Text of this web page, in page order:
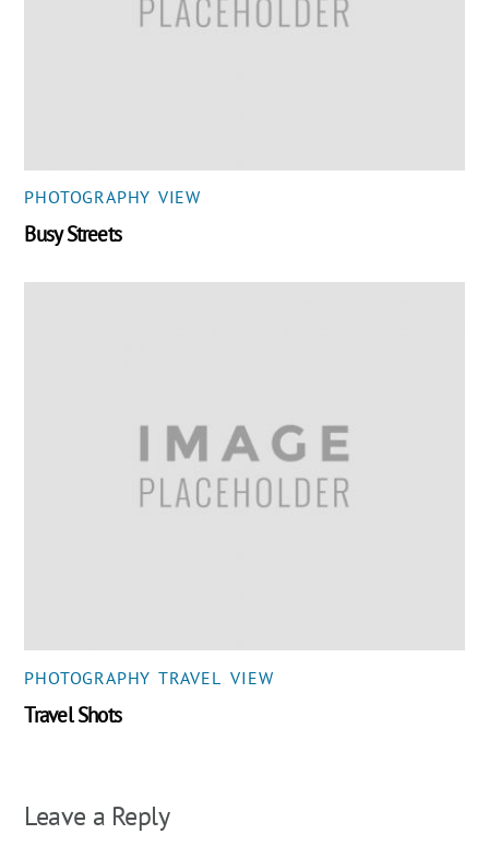
PHOTOGRAPHY, VIEW
Busy Streets
PHOTOGRAPHY, TRAVEL ,VIEW
Travel Shots
Leave a Reply